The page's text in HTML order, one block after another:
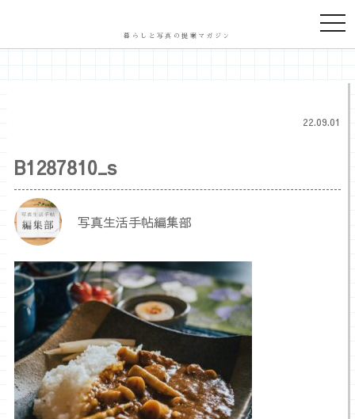
暮らしと写真の提案マガジン
22.09.01
B1287810_s
写真生活手帖編集部